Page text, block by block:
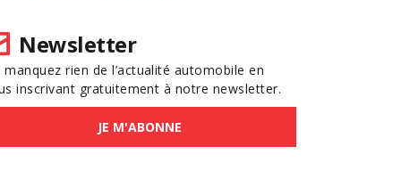
Newsletter
manquez rien de l’actualité automobile en
inscrivant gratuitement à notre newsletter.
JE M'ABONNE